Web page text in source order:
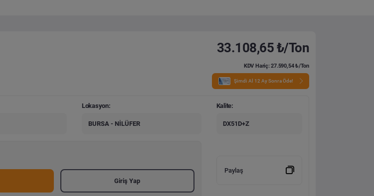
33.108,65 ₺/Ton
KDV Hariç: 27.590,54 ₺/Ton
Şimdi Al 12 Ay Sonra Öde!
Lokasyon:
BURSA - NİLÜFER
Kalite:
DX51D+Z
Giriş Yap
Paylaş